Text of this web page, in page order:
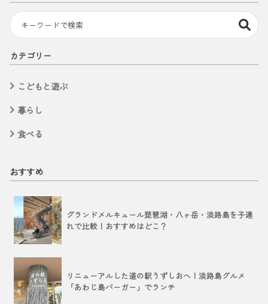
カテゴリー
こどもと遊ぶ
暮らし
食べる
おすすめ
グランドメルキュール琵琶湖・八ヶ岳・淡路島を子連
れで比較！おすすめはどこ？
リニューアルした道の駅うずしおへ！淡路島グルメ
「あわじ島バーガー」でランチ